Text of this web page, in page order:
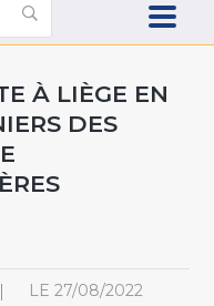
À LIÈGE EN
DES
LE 27/08/2022